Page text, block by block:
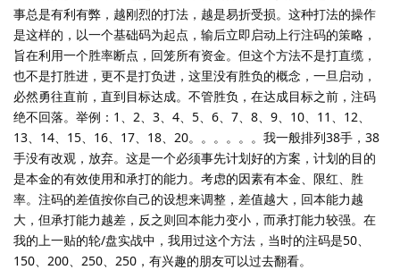
事总是有利有弊，越刚烈的打法，越是易折受损。这种打法的操作
是这样的，以一个基础码为起点，输后立即启动上行注码的策略，
旨在利用一个胜率断点，回笼所有资金。但这个方法不是打直缆，
也不是打胜进，更不是打负进，这里没有胜负的概念，一旦启动，
必然勇往直前，直到目标达成。不管胜负，在达成目标之前，注码
绝不回落。举例：1、2、3、4、5、6、7、8、9、10、11、12、
13、14、15、16、17、18、20。。。。。。我一般排列38手，38
手没有改观，放弃。这是一个必须事先计划好的方案，计划的目的
是本金的有效使用和承打的能力。考虑的因素有本金、限红、胜
率。注码的差值按你自己的设想来调整，差值越大，回本能力越
大，但承打能力越差，反之则回本能力变小，而承打能力较强。在
我的上一贴的轮/盘实战中，我用过这个方法，当时的注码是50、
150、200、250、250，有兴趣的朋友可以过去翻看。